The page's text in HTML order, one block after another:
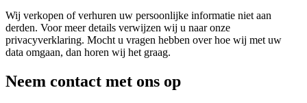
Wij verkopen of verhuren uw persoonlijke informatie niet aan
derden. Voor meer details verwijzen wij u naar onze
privacyverklaring. Mocht u vragen hebben over hoe wij met uw
data omgaan, dan horen wij het graag.
Neem contact met ons op